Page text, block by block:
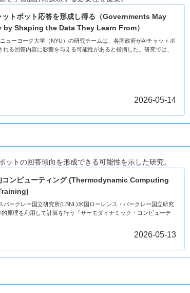
トボット応答を形成し得る（Governments May
Shaping the Data They Learn From）
ューヨーク大学（NYU）の研究チームは、各国政府がAIチャットボ
る回答内容に影響を与える可能性があると指摘した。研究では、
2026-05-14
トの回答傾向を形成できる可能性を示した研究。
コンピューティング (Thermodynamic Computing
バークレー国立研究所(LBNL)米国ローレンス・バークレー国立研究
原理を利用して計算を行う「サーモダイナミック・コンピューテ
2026-05-13